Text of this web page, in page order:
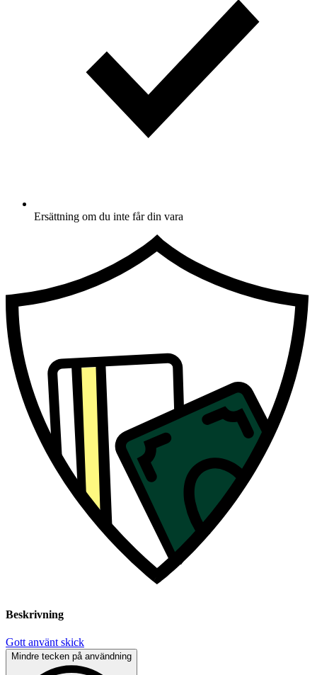
Ersättning om du inte får din vara
Beskrivning
Gott använt skick
Mindre tecken på användning